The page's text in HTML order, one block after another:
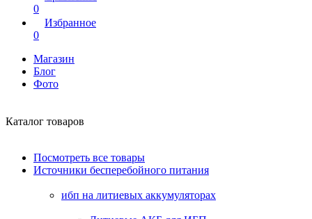
0
Избранное
0
Магазин
Блог
Фото
Каталог товаров
Посмотреть все товары
Источники бесперебойного питания
ибп на литиевых аккумуляторах